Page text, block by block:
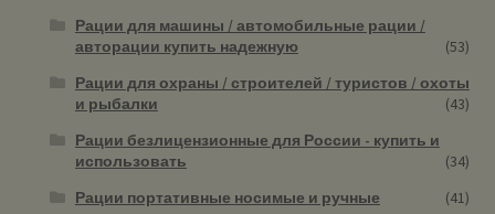
Рации для машины / автомобильные рации /
авторации купить надежную
(53)
Рации для охраны / строителей / туристов / охоты
и рыбалки
(43)
Рации безлицензионные для России - купить и
использовать
(34)
Рации портативные носимые и ручные
(41)